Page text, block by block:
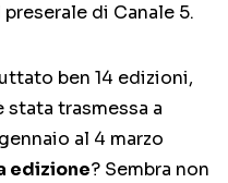
di Canale 5.
ben 14 edizioni,
trasmessa a
al 4 marzo
edizione? Sembra non